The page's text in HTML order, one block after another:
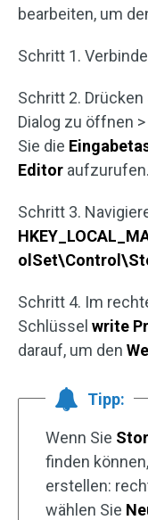
bearbeiten, um
Schritt 1.
Schritt 2. Drücken
Dialog zu öffnen
Sie die
Editor aufzurufen.
Schritt 3.
Schritt 4. Im
Schlüssel write
darauf, um den
Tipp:
Wenn Sie
finden
erstellen:
wählen Sie